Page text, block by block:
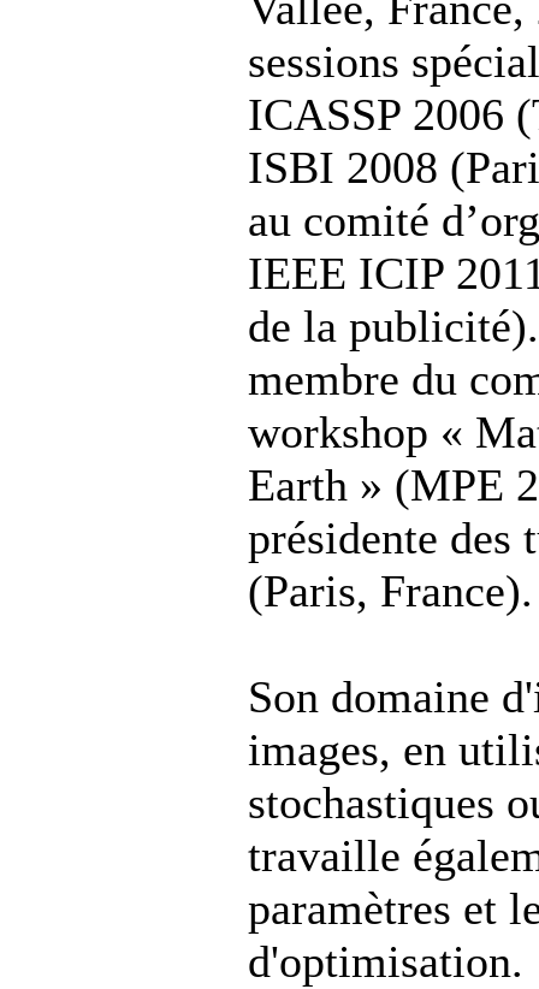
sessions
ICASSP 2006
ISBI 2008
au comité
IEEE ICIP
de la
membre du
workshop «
Earth » (MPE
présidente des
(Paris, France).
Son domaine
images, en
stochastiques
travaille
paramètres et
d'optimisation.